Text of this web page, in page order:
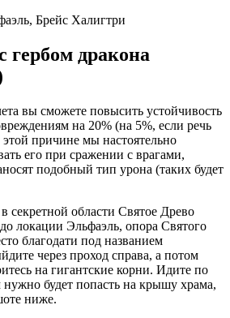
Брейс Халигтри
дракона
вы сможете повысить устойчивость
на 20% (на 5%, если речь
причине мы настоятельно
его при сражении с врагами,
подобный тип урона (таких будет
секретной области Святое Древо
локации Эльфаэль, опора Святого
благодати под названием
через проход справа, а потом
на гигантские корни. Идите по
будет попасть на крышу храма,
ниже.